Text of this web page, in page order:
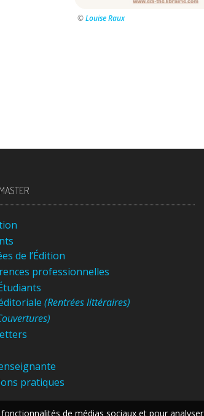
©Louise Raux
de l’Édition
professionnelles
(Rentrées littéraires)
pratiques
de médias sociaux et pour analyser